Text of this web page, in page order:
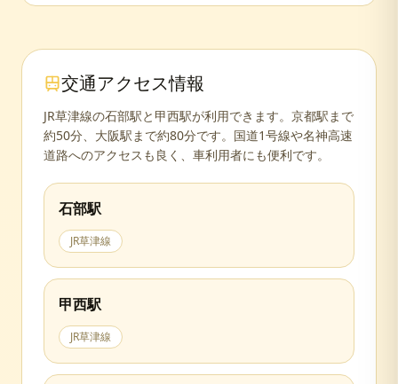
交通アクセス情報
JR草津線の石部駅と甲西駅が利用できます。京都駅まで
約50分、大阪駅まで約80分です。国道1号線や名神高速
道路へのアクセスも良く、車利用者にも便利です。
石部駅
JR草津線
甲西駅
JR草津線